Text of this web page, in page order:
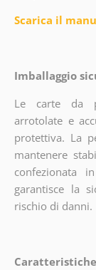
Scarica il
Imballaggio
Le carte da
arrotolate e
protettiva. La
mantenere
confezionata
garantisce la
rischio di danni.